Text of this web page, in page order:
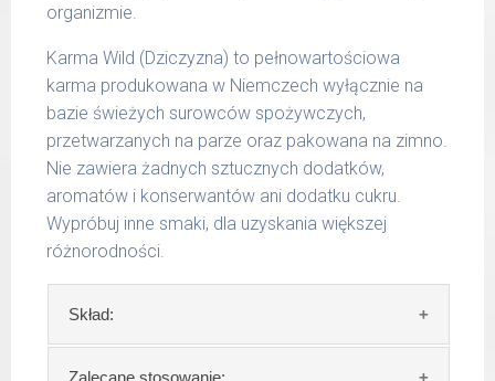
organizmie.
Karma Wild (Dziczyzna) to pełnowartościowa
karma produkowana w Niemczech wyłącznie na
bazie świeżych surowców spożywczych,
przetwarzanych na parze oraz pakowana na zimno.
Nie zawiera żadnych sztucznych dodatków,
aromatów i konserwantów ani dodatku cukru.
Wypróbuj inne smaki, dla uzyskania większej
różnorodności.
Skład:
Skład:mięso i produkty pochodzenia
Zalecane stosowanie: